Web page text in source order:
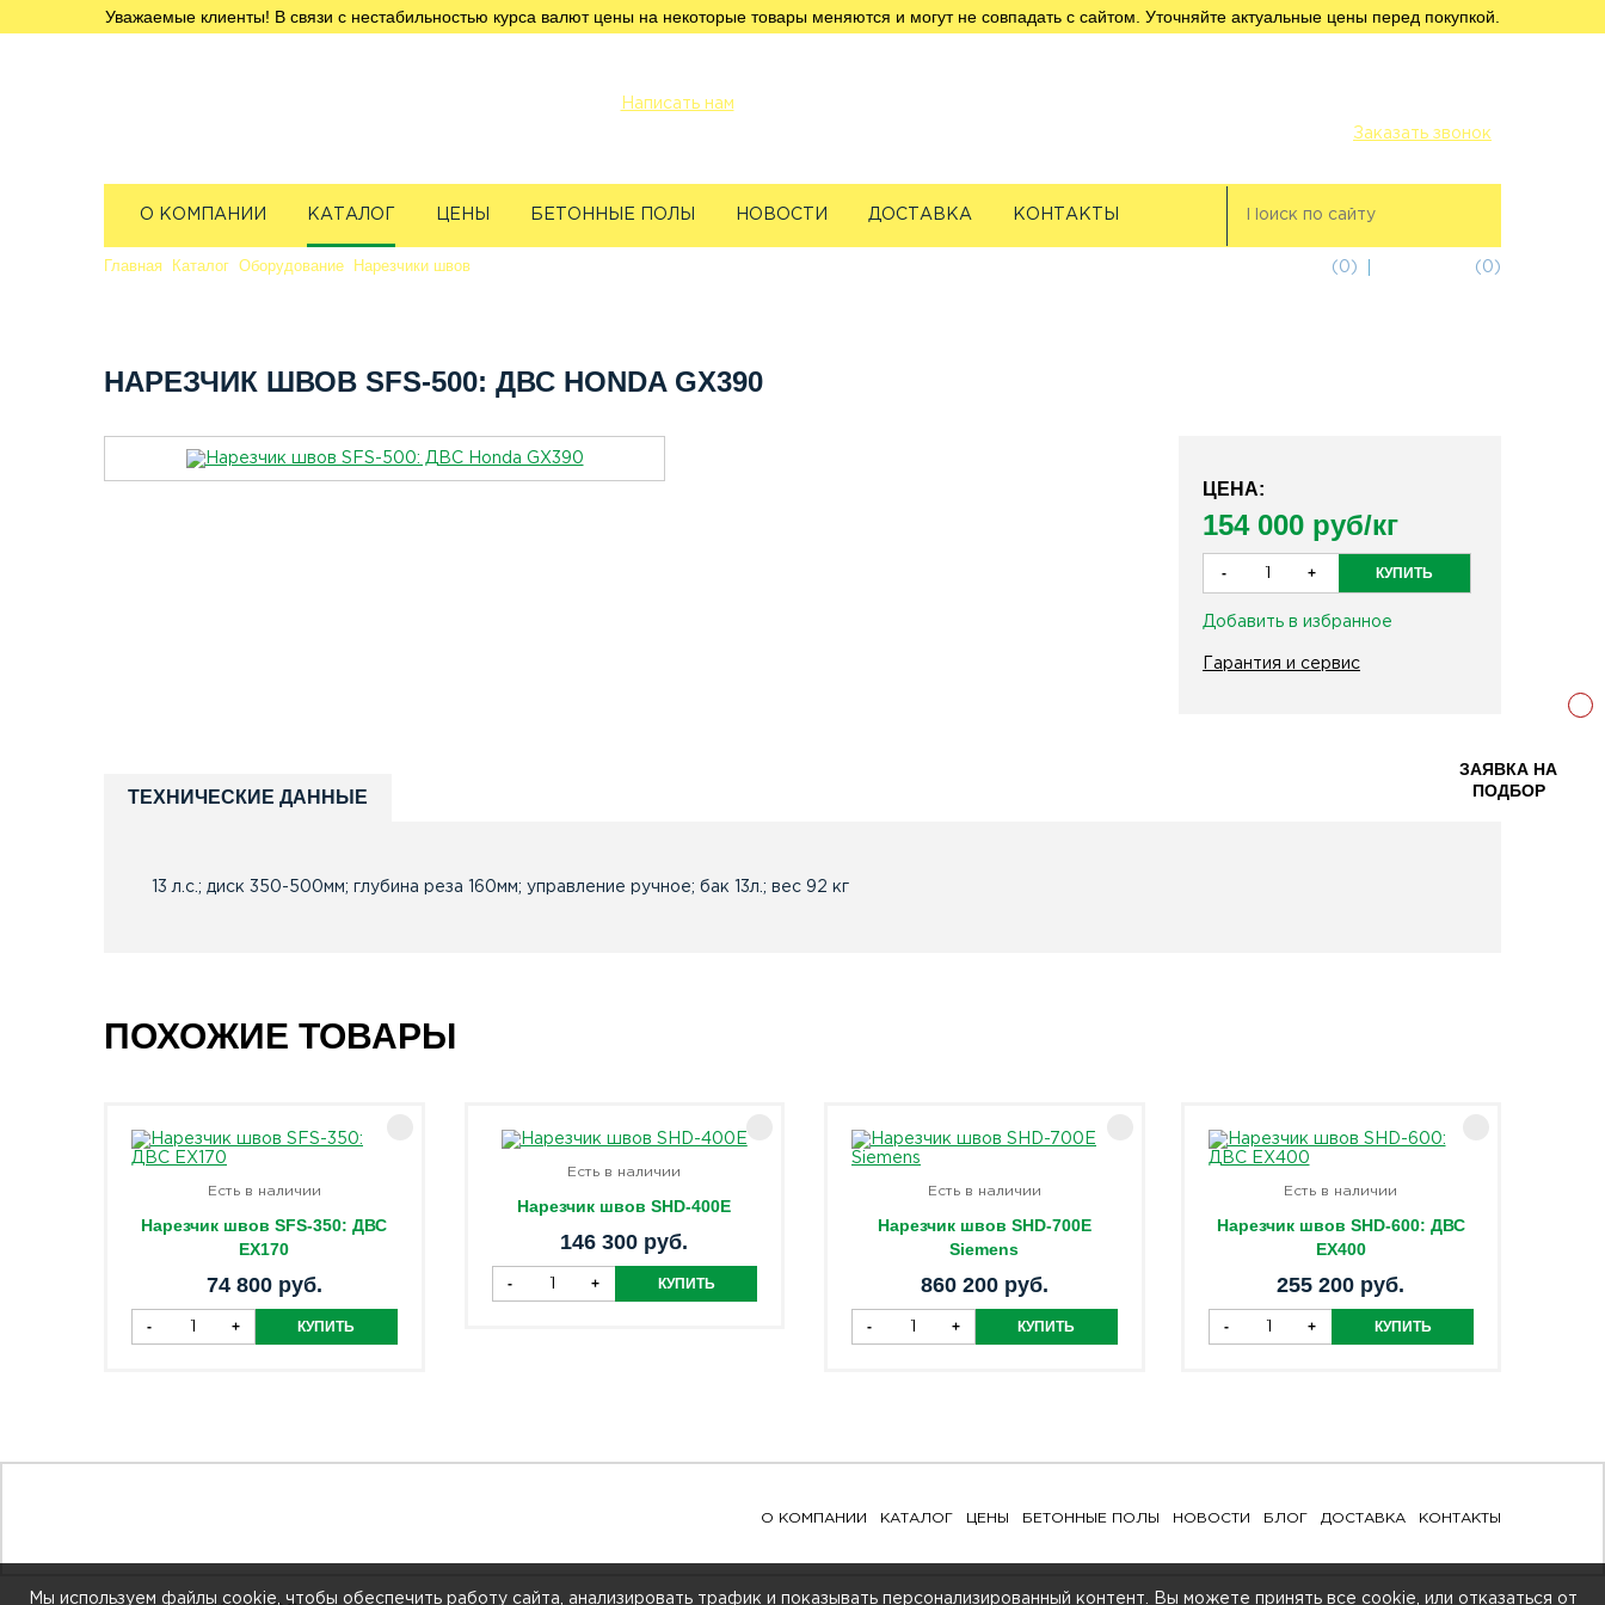
Уважаемые клиенты! В связи с нестабильностью курса валют цены на некоторые товары меняются и могут не совпадать с сайтом. Уточняйте актуальные цены перед покупкой.
Написать нам
Заказать звонок
О КОМПАНИИ КАТАЛОГ ЦЕНЫ БЕТОННЫЕ ПОЛЫ НОВОСТИ ДОСТАВКА КОНТАКТЫ
(0) (0)
ЗАЯВКА НА
ПОДБОР
Главная Каталог Оборудование Нарезчики швов
НАРЕЗЧИК ШВОВ SFS-500: ДВС HONDA GX390
ЦЕНА:
154 000 руб/кг
Добавить в избранное
Гарантия и сервис
ТЕХНИЧЕСКИЕ ДАННЫЕ
13 л.с.; диск 350-500мм; глубина реза 160мм; управление ручное; бак 13л.; вес 92 кг
ПОХОЖИЕ ТОВАРЫ
Есть в наличии
Нарезчик швов SFS-350: ДВС
EX170
74 800 руб.
Есть в наличии
Нарезчик швов SHD-400E
146 300 руб.
Есть в наличии
Нарезчик швов SHD-700E
Siemens
860 200 руб.
Есть в наличии
Нарезчик швов SHD-600: ДВС
EX400
255 200 руб.
О КОМПАНИИ КАТАЛОГ ЦЕНЫ БЕТОННЫЕ ПОЛЫ НОВОСТИ БЛОГ ДОСТАВКА КОНТАКТЫ
Мы используем файлы cookie, чтобы обеспечить работу сайта, анализировать трафик и показывать персонализированный контент. Вы можете принять все cookie, или отказаться от